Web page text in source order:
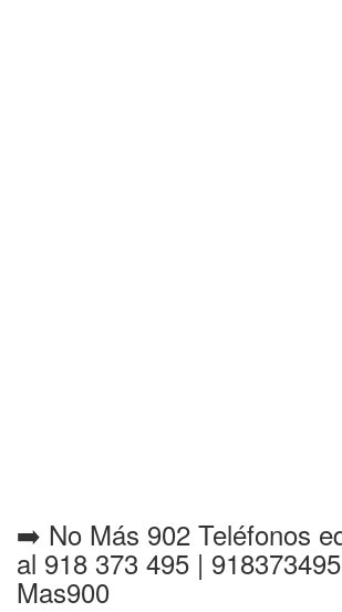
➡️ No Más 902 Teléfonos
al 918 373 495 |
Mas900